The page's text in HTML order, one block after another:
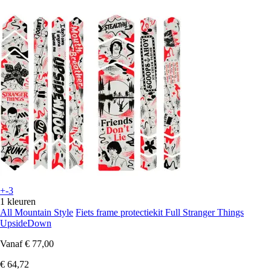
+-3
1 kleuren
All Mountain Style Fiets frame protectiekit Full Stranger Things
UpsideDown
Vanaf € 77,00
€ 64,72